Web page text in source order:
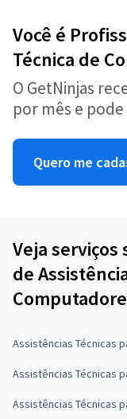
Você é
Técnica de
O GetNinjas
por mês e
Quero me
Veja
de
Assistências Técnicas
Assistências Técnicas
Assistências Técnicas